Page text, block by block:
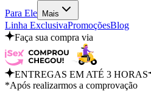
Para Ele
Mais
Linha ExclusivaPromoçõesBlog
Faça sua compra via
ENTREGAS EM ATÉ 3 HORAS
*Após realizarmos a comprovação